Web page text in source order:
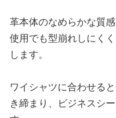
革本体のなめらかな質
使用でも型崩れしにく
します。
ワイシャツに合わせる
き締まり、ビジネスシ